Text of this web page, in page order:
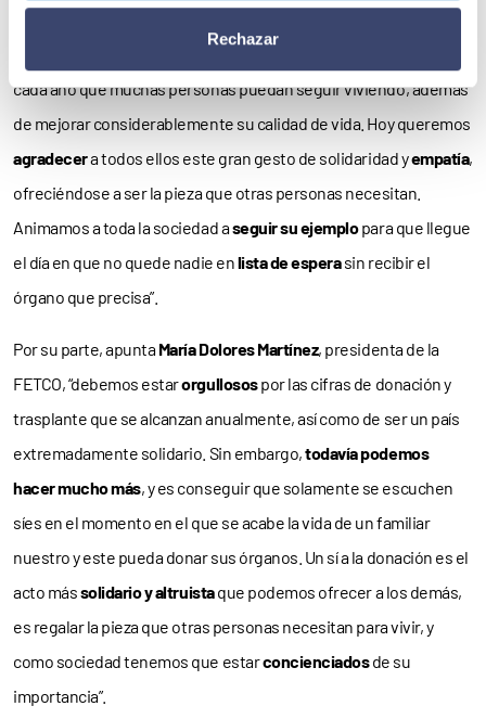
Rechazar
cada año que muchas personas puedan seguir viviendo, además
de mejorar considerablemente su calidad de vida. Hoy queremos
agradecera todos ellos este gran gesto de solidaridad yempatía,
ofreciéndose a ser la pieza que otras personas necesitan.
Animamos a toda la sociedad aseguir su ejemplopara que llegue
el día en que no quede nadie enlista de esperasin recibir el
órgano que precisa”.
Por su parte, apuntaMaría Dolores Martínez, presidenta de la
FETCO, “debemos estarorgullosospor las cifras de donación y
trasplante que se alcanzan anualmente, así como de ser un país
extremadamente solidario. Sin embargo,todavía podemos
hacer mucho más, y es conseguir que solamente se escuchen
síes en el momento en el que se acabe la vida de un familiar
nuestro y este pueda donar sus órganos. Un sí a la donación es el
acto mássolidario y altruistaque podemos ofrecer a los demás,
es regalar la pieza que otras personas necesitan para vivir, y
como sociedad tenemos que estarconcienciadosde su
importancia”.